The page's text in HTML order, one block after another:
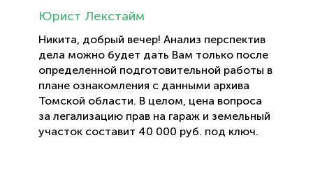
Юрист Лекстайм
Никита, добрый вечер! Анализ перспектив
дела можно будет дать Вам только после
определенной подготовительной работы в
плане ознакомления с данными архива
Томской области. В целом, цена вопроса
за легализацию прав на гараж и земельный
участок составит 40 000 руб. под ключ.